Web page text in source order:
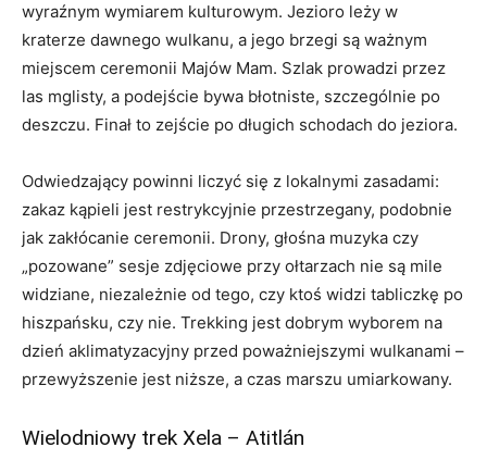
wyraźnym wymiarem kulturowym. Jezioro leży w
kraterze dawnego wulkanu, a jego brzegi są ważnym
miejscem ceremonii Majów Mam. Szlak prowadzi przez
las mglisty, a podejście bywa błotniste, szczególnie po
deszczu. Finał to zejście po długich schodach do jeziora.
Odwiedzający powinni liczyć się z lokalnymi zasadami:
zakaz kąpieli jest restrykcyjnie przestrzegany, podobnie
jak zakłócanie ceremonii. Drony, głośna muzyka czy
„pozowane” sesje zdjęciowe przy ołtarzach nie są mile
widziane, niezależnie od tego, czy ktoś widzi tabliczkę po
hiszpańsku, czy nie. Trekking jest dobrym wyborem na
dzień aklimatyzacyjny przed poważniejszymi wulkanami –
przewyższenie jest niższe, a czas marszu umiarkowany.
Wielodniowy trek Xela – Atitlán